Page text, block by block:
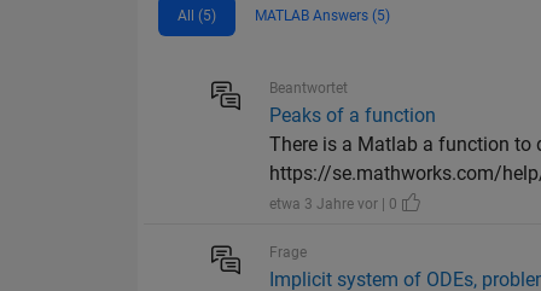
All (5) MATLAB Answers (5)
Beantwortet
Peaks of a function
There is a Matlab a function to
https://se.mathworks.com/
etwa 3 Jahre vor | 0
Frage
Implicit system of ODEs,